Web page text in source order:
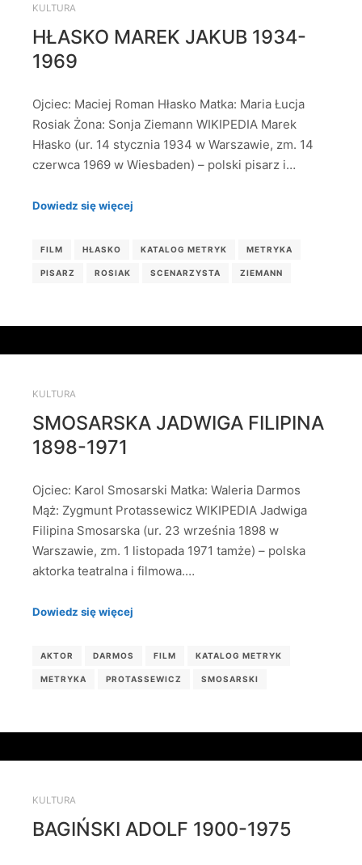
KULTURA
HŁASKO MAREK JAKUB 1934-
1969
Ojciec: Maciej Roman Hłasko Matka: Maria Łucja
Rosiak Żona: Sonja Ziemann WIKIPEDIA Marek
Hłasko (ur. 14 stycznia 1934 w Warszawie, zm. 14
czerwca 1969 w Wiesbaden) – polski pisarz i…
Dowiedz się więcej
FILM HŁASKO KATALOG METRYK METRYKA
PISARZ ROSIAK SCENARZYSTA ZIEMANN
KULTURA
SMOSARSKA JADWIGA FILIPINA
1898-1971
Ojciec: Karol Smosarski Matka: Waleria Darmos
Mąż: Zygmunt Protassewicz WIKIPEDIA Jadwiga
Filipina Smosarska (ur. 23 września 1898 w
Warszawie, zm. 1 listopada 1971 tamże) – polska
aktorka teatralna i filmowa.…
Dowiedz się więcej
AKTOR DARMOS FILM KATALOG METRYK
METRYKA PROTASSEWICZ SMOSARSKI
KULTURA
BAGIŃSKI ADOLF 1900-1975